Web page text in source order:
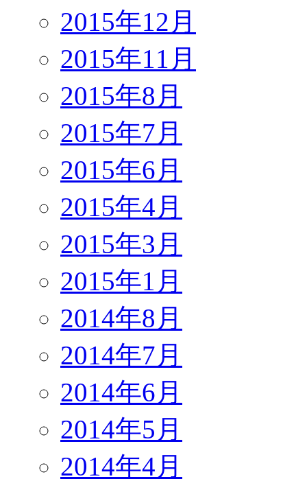
2015年12月
2015年11月
2015年8月
2015年7月
2015年6月
2015年4月
2015年3月
2015年1月
2014年8月
2014年7月
2014年6月
2014年5月
2014年4月